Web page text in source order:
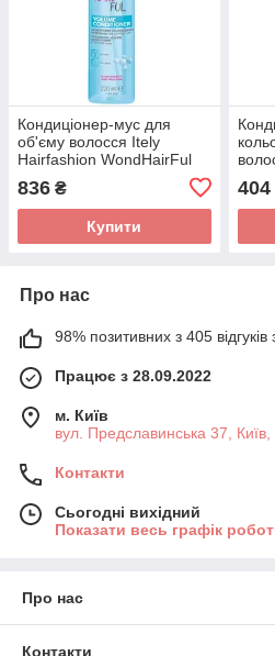
Кондиціонер-мус для
об'єму волосся Itely
Hairfashion WondHairFul
Volume Conditioner 220 мл
836 ₴
Купити
404
Про нас
98% позитивних з 405 відгуків
Працює з 28.09.2022
м. Київ
вул. Предславинська 37, Київ,
Контакти
Сьогодні вихідний
Показати весь графік
Про нас
Контакти